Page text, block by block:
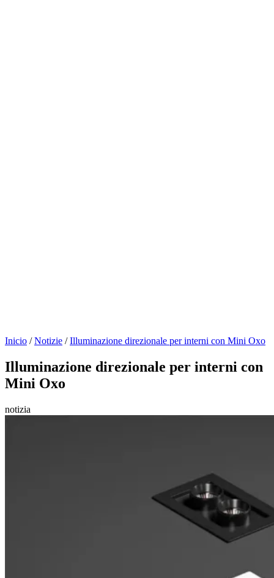
Inicio / Notizie / Illuminazione direzionale per interni con Mini Oxo
Illuminazione direzionale per interni con
Mini Oxo
notizia